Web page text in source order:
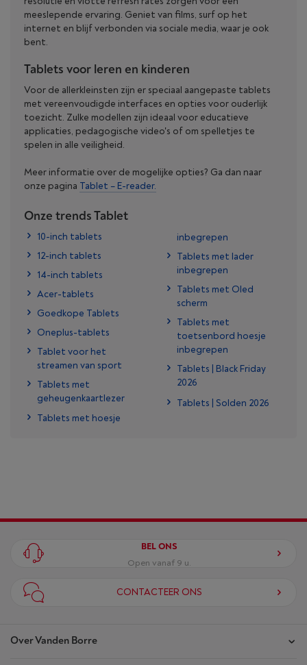
meeslepende ervaring. Geniet van films, surf op het
internet en blijf verbonden via sociale media, waar je ook
bent.
Tablets voor leren en kinderen
Voor de allerkleinsten zijn er speciaal aangepaste tablets
met vereenvoudigde interfaces en opties voor ouderlijk
toezicht. Zulke modellen zijn ideaal voor educatieve
applicaties, pedagogische video's of om spelletjes te
spelen in alle veiligheid.
Meer informatie over de mogelijke opties? Ga dan naar
onze pagina Tablet – E-reader.
Onze trends Tablet
10-inch tablets
12-inch tablets
14-inch tablets
Acer-tablets
Goedkope Tablets
Oneplus-tablets
Tablet voor het
streamen van sport
Tablets met
geheugenkaartlezer
Tablets met hoesje
inbegrepen
Tablets met lader
inbegrepen
Tablets met Oled
scherm
Tablets met
toetsenbord hoesje
inbegrepen
Tablets | Black Friday
2026
Tablets | Solden 2026
Over Vanden Borre
BEL ONS
Open vanaf 9 u.
CONTACTEER ONS